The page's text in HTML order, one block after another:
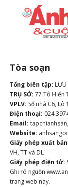
Tòa soạn
Tổng biên tập:
TRỤ SỞ: 77 Tô Hiến
VPLV: Số nhà C6,
Điện thoại:
Email:
Website:
Giấy phép xuất
VH, TT và DL
Giấy phép điện tử:
Ghi rõ nguồn
trang web này.